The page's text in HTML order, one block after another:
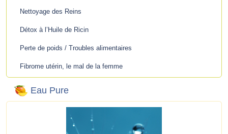
Nettoyage des Reins
Détox à l’Huile de Ricin
Perte de poids / Troubles alimentaires
Fibrome utérin, le mal de la femme
Eau Pure